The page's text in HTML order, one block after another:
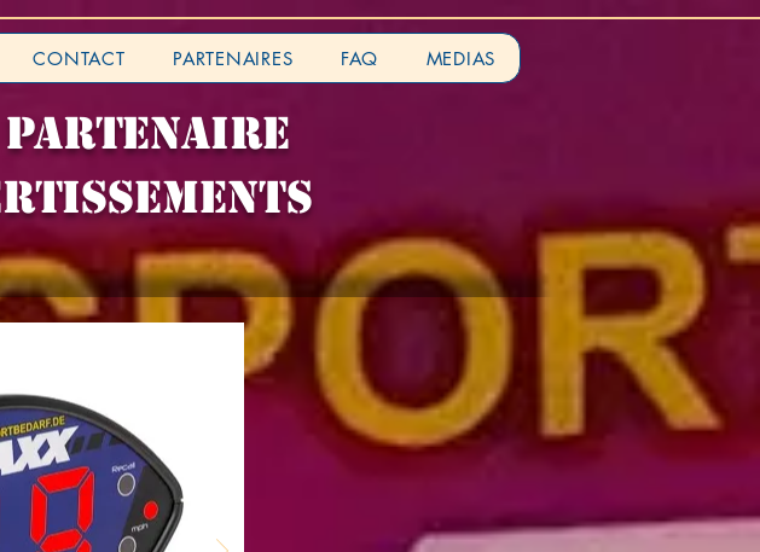
CONTACT PARTENAIRES FAQ MEDIAS